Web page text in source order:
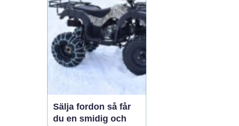
men hur vet du
egentligen vem som gör
ett bra jobb, håller vad
de lova...
Sälja fordon så får
du en smidig och